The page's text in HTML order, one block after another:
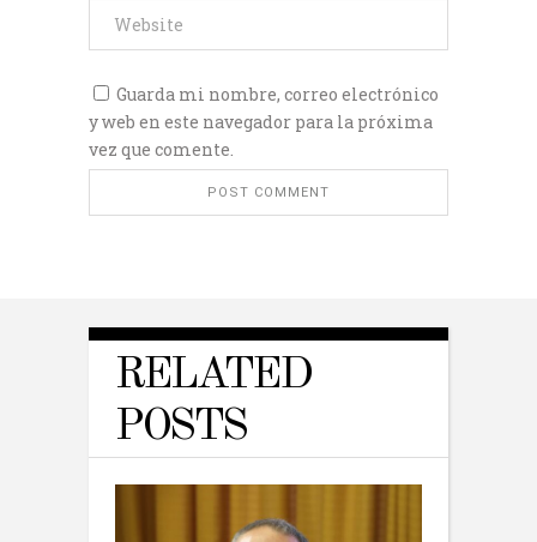
Guarda mi nombre, correo electrónico
y web en este navegador para la próxima
vez que comente.
RELATED
POSTS